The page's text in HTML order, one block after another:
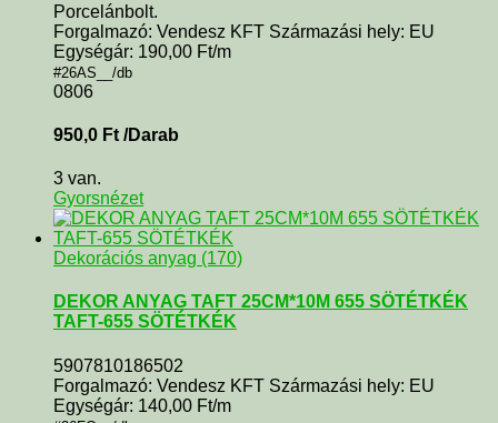
Porcelánbolt.
Forgalmazó: Vendesz KFT Származási hely: EU
Egységár: 190,00 Ft/m
#26AS__/db
0806
950,0 Ft /Darab
3 van.
Gyorsnézet
Dekorációs anyag (170)
DEKOR ANYAG TAFT 25CM*10M 655 SÖTÉTKÉK
TAFT-655 SÖTÉTKÉK
5907810186502
Forgalmazó: Vendesz KFT Származási hely: EU
Egységár: 140,00 Ft/m